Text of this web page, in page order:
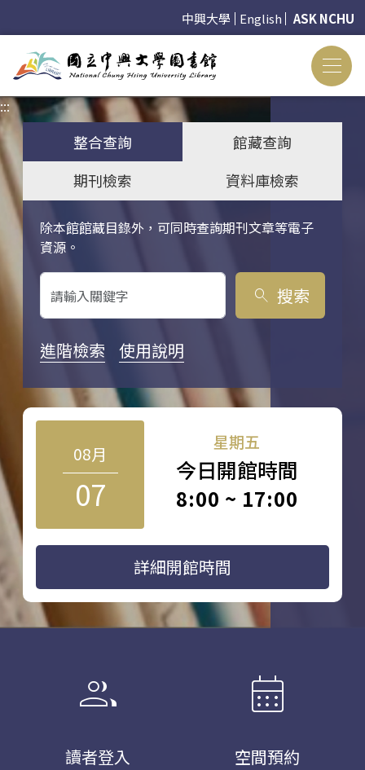
中興大學 English ASK NCHU
:::
整合查詢
館藏查詢
期刊檢索
資料庫檢索
除本館館藏目錄外，可同時查詢期刊文章等電子
資源。
關鍵字搜尋
search 搜索
進階檢索 使用說明
08月
07
星期五
今日開館時間
8:00 ~ 17:00
詳細開館時間
group
讀者登入
calendar_month
空間預約